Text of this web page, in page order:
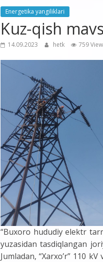
Energetika yangiliklari
Kuz-qish
14.09.2023 hetk 759
“Buxoro hududiy elektr
yuzasidan tasdiqlangan
Jumladan, “Xarxo’r” 110